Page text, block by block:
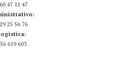
47 11 47
25 56 76
619 603